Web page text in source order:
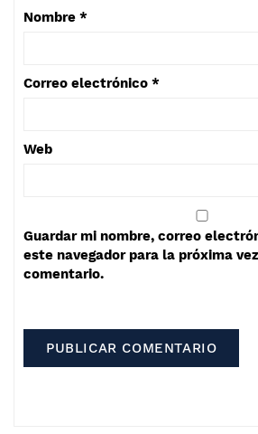
Nombre *
Correo electrónico *
Web
Guardar mi nombre, correo
este navegador para la próxima
comentario.